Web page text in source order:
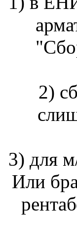
2)
3) для
Или